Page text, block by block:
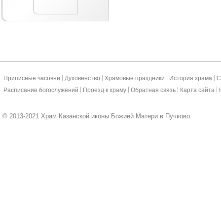
Приписные часовни Духовенство Храмовые праздники История храма
Расписание богослужений
Проезд к храму Обратная связь Карта сайта
© 2013-2021 Храм Казанской иконы Божией Матери в Пучково.